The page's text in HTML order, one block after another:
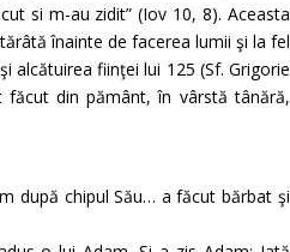
si m-au zidit” (Iov 10, 8). Aceasta
înainte de facerea lumii şi la fel
alcătuirea fiinţei lui 125 (Sf. Grigorie
făcut din pământ, în vârstă tânără,
după chipul Său… a făcut bărbat şi